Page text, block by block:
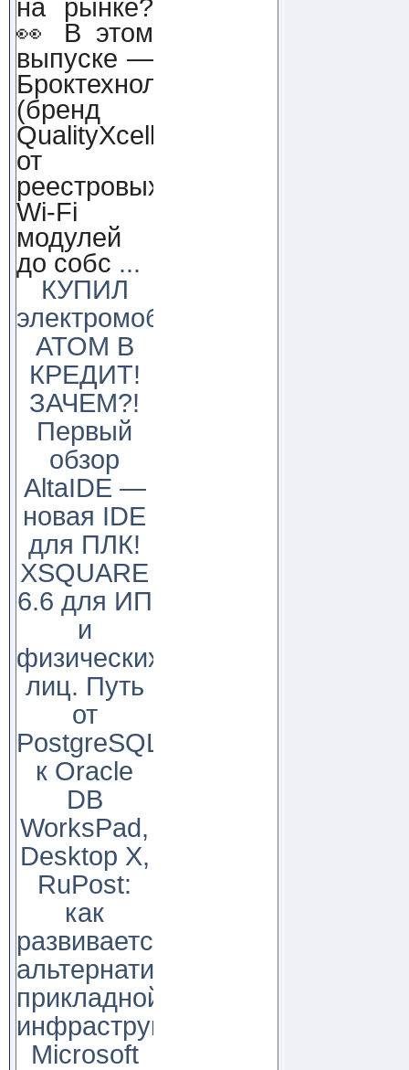
на рынке?
👀 В этом
выпуске —
Броктехнолоджи
(бренд
QualityXcellence):
от
реестровых
Wi-Fi
модулей
до собс ...
КУПИЛ
электромобиль
АТОМ В
КРЕДИТ!
ЗАЧЕМ?!
Первый
обзор
AltaIDE —
новая IDE
для ПЛК!
XSQUARE
6.6 для ИП
и
физических
лиц. Путь
от
PostgreSQL
к Oracle
DB
WorksPad,
Desktop X,
RuPost:
как
развивается
альтернатива
прикладной
инфраструктуре
Microsoft